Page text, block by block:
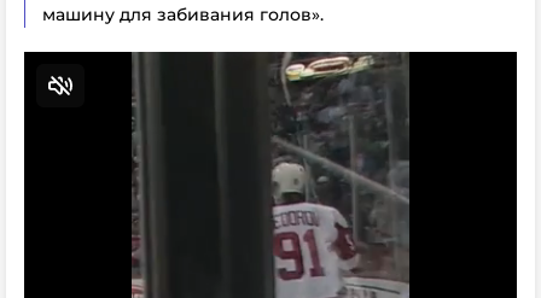
машину для забивания голов».